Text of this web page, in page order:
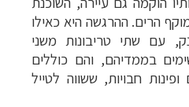
ההרגשה היא כאילו
עם שתי טריבונות משני
בממדיהם, והם כוללים
חבויות, ששווה לטייל